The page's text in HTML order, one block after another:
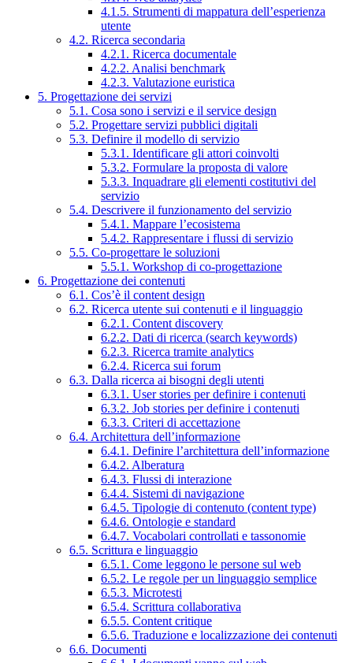
4.1.5. Strumenti di mappatura dell’esperienza
utente
4.2. Ricerca secondaria
4.2.1. Ricerca documentale
4.2.2. Analisi benchmark
4.2.3. Valutazione euristica
5. Progettazione dei servizi
5.1. Cosa sono i servizi e il service design
5.2. Progettare servizi pubblici digitali
5.3. Definire il modello di servizio
5.3.1. Identificare gli attori coinvolti
5.3.2. Formulare la proposta di valore
5.3.3. Inquadrare gli elementi costitutivi del
servizio
5.4. Descrivere il funzionamento del servizio
5.4.1. Mappare l’ecosistema
5.4.2. Rappresentare i flussi di servizio
5.5. Co-progettare le soluzioni
5.5.1. Workshop di co-progettazione
6. Progettazione dei contenuti
6.1. Cos’è il content design
6.2. Ricerca utente sui contenuti e il linguaggio
6.2.1. Content discovery
6.2.2. Dati di ricerca (search keywords)
6.2.3. Ricerca tramite analytics
6.2.4. Ricerca sui forum
6.3. Dalla ricerca ai bisogni degli utenti
6.3.1. User stories per definire i contenuti
6.3.2. Job stories per definire i contenuti
6.3.3. Criteri di accettazione
6.4. Architettura dell’informazione
6.4.1. Definire l’architettura dell’informazione
6.4.2. Alberatura
6.4.3. Flussi di interazione
6.4.4. Sistemi di navigazione
6.4.5. Tipologie di contenuto (content type)
6.4.6. Ontologie e standard
6.4.7. Vocabolari controllati e tassonomie
6.5. Scrittura e linguaggio
6.5.1. Come leggono le persone sul web
6.5.2. Le regole per un linguaggio semplice
6.5.3. Microtesti
6.5.4. Scrittura collaborativa
6.5.5. Content critique
6.5.6. Traduzione e localizzazione dei contenuti
6.6. Documenti